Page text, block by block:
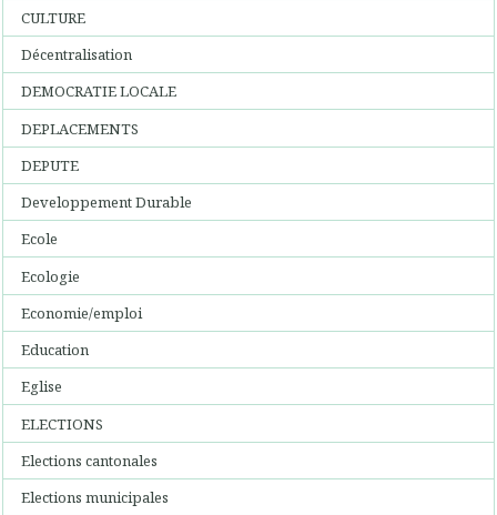
CULTURE
Décentralisation
DEMOCRATIE LOCALE
DEPLACEMENTS
DEPUTE
Developpement Durable
Ecole
Ecologie
Economie/emploi
Education
Eglise
ELECTIONS
Elections cantonales
Elections municipales